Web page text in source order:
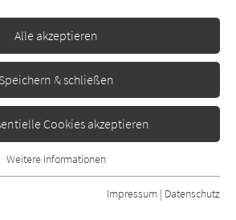
Mai 2026 0
Alle akzeptieren
Speichern & schließen
Cookies akzeptieren
für grundlegende Funktionen der
ist gewährleistet, dass die Webseite
Weitere Informationen
Impressum | Datenschutz